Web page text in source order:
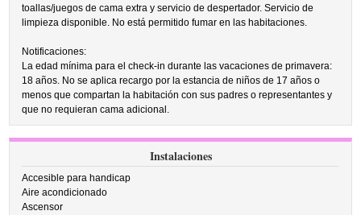
toallas/juegos de cama extra y servicio de despertador. Servicio de
limpieza disponible. No está permitido fumar en las habitaciones.
Notificaciones:
La edad mínima para el check-in durante las vacaciones de primavera:
18 años. No se aplica recargo por la estancia de niños de 17 años o
menos que compartan la habitación con sus padres o representantes y
que no requieran cama adicional.
Instalaciones
Accesible para handicap
Aire acondicionado
Ascensor